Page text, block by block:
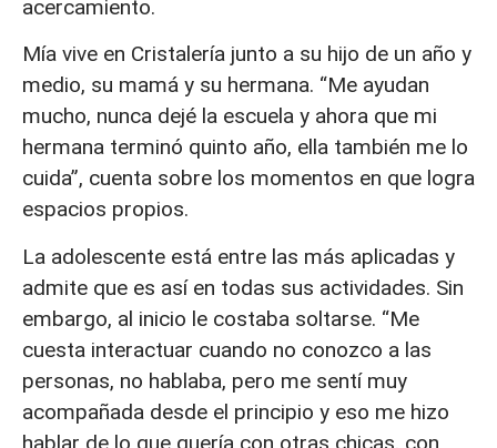
acercamiento.
Mía vive en Cristalería junto a su hijo de un año y
medio, su mamá y su hermana. “Me ayudan
mucho, nunca dejé la escuela y ahora que mi
hermana terminó quinto año, ella también me lo
cuida”, cuenta sobre los momentos en que logra
espacios propios.
La adolescente está entre las más aplicadas y
admite que es así en todas sus actividades. Sin
embargo, al inicio le costaba soltarse. “Me
cuesta interactuar cuando no conozco a las
personas, no hablaba, pero me sentí muy
acompañada desde el principio y eso me hizo
hablar de lo que quería con otras chicas, con